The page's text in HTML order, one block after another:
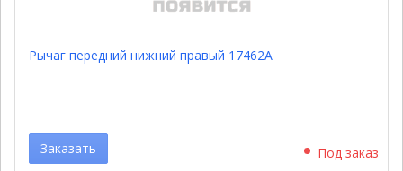
Рычаг передний нижний правый 17462A
Под заказ
Заказать